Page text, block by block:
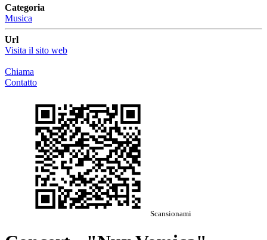
Categoria
Musica
Url
Visita il sito web
Chiama
Contatto
Scansionami